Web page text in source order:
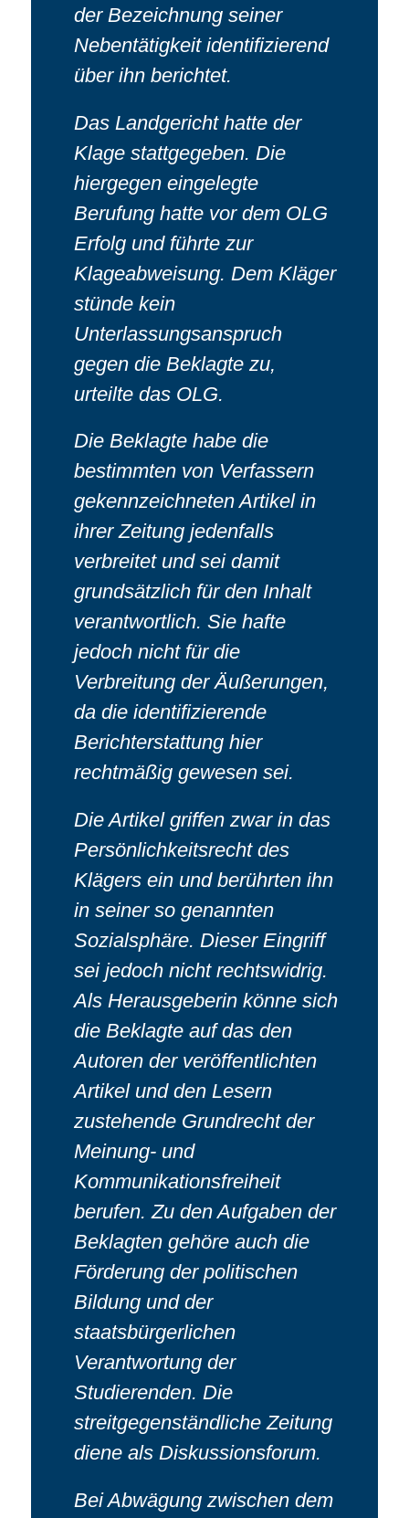
der Bezeichnung seiner
Nebentätigkeit identifizierend
über ihn berichtet.
Das Landgericht hatte der
Klage stattgegeben. Die
hiergegen eingelegte
Berufung hatte vor dem OLG
Erfolg und führte zur
Klageabweisung. Dem Kläger
stünde kein
Unterlassungsanspruch
gegen die Beklagte zu,
urteilte das OLG.
Die Beklagte habe die
bestimmten von Verfassern
gekennzeichneten Artikel in
ihrer Zeitung jedenfalls
verbreitet und sei damit
grundsätzlich für den Inhalt
verantwortlich. Sie hafte
jedoch nicht für die
Verbreitung der Äußerungen,
da die identifizierende
Berichterstattung hier
rechtmäßig gewesen sei.
Die Artikel griffen zwar in das
Persönlichkeitsrecht des
Klägers ein und berührten ihn
in seiner so genannten
Sozialsphäre. Dieser Eingriff
sei jedoch nicht rechtswidrig.
Als Herausgeberin könne sich
die Beklagte auf das den
Autoren der veröffentlichten
Artikel und den Lesern
zustehende Grundrecht der
Meinung- und
Kommunikationsfreiheit
berufen. Zu den Aufgaben der
Beklagten gehöre auch die
Förderung der politischen
Bildung und der
staatsbürgerlichen
Verantwortung der
Studierenden. Die
streitgegenständliche Zeitung
diene als Diskussionsforum.
Bei Abwägung zwischen dem